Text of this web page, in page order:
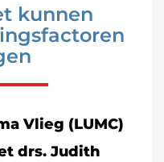
kunnen
Vlieg (LUMC)
drs. Judith